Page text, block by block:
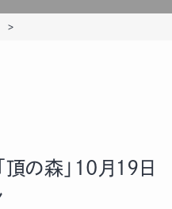
頂の森」10月19日